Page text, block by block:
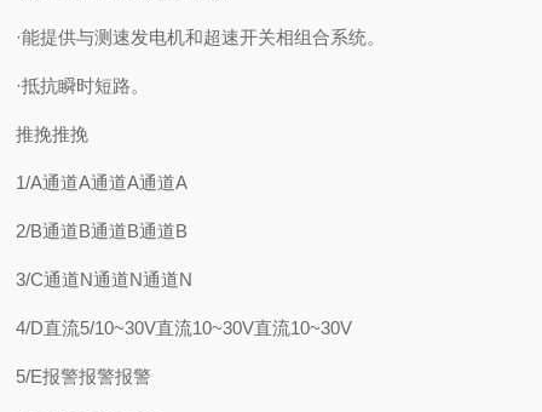
·能提供与测速发电机和超速开关相组合系统。
·抵抗瞬时短路。
推挽推挽
1/A通道A通道A通道A
2/B通道B通道B通道B
3/C通道N通道N通道N
4/D直流5/10~30V直流10~30V直流10~30V
5/E报警报警报警